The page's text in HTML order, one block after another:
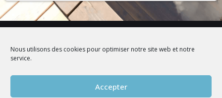
Nous utilisons des cookies pour optimiser notre site web et notre
service.
Accepter